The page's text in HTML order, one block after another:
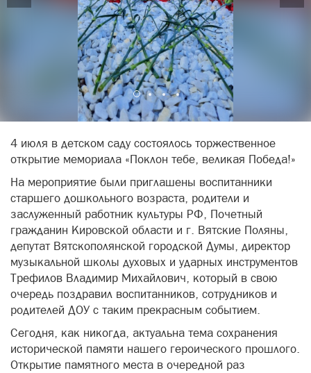
4 июля в детском саду состоялось торжественное
открытие мемориала «Поклон тебе, великая Победа!»
На мероприятие были приглашены воспитанники
старшего дошкольного возраста, родители и
заслуженный работник культуры РФ, Почетный
гражданин Кировской области и г. Вятские Поляны,
депутат Вятскополянской городской Думы, директор
музыкальной школы духовых и ударных инструментов
Трефилов Владимир Михайлович, который в свою
очередь поздравил воспитанников, сотрудников и
родителей ДОУ с таким прекрасным событием.
Сегодня, как никогда, актуальна тема сохранения
исторической памяти нашего героического прошлого.
Открытие памятного места в очередной раз